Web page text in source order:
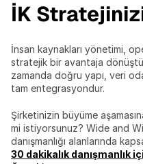
İK
İnsan kaynakları yönetimi,
stratejik bir avantaja
zamanda doğru yapı, veri
tam entegrasyondur.
Şirketinizin büyüme
mi istiyorsunuz? Wide and
danışmanlığı alanlarında
30 dakikalık danışmanlık